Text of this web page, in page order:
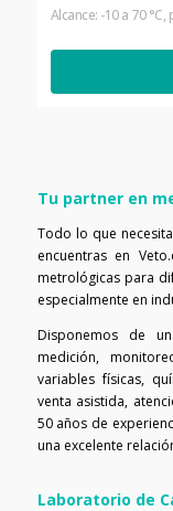
Alcance: -10 a 70
Tu partner en
Todo lo que
encuentras en
metrológicas para
especialmente en
Disponemos de
medición,
variables físicas,
venta asistida,
50 años de
una excelente
Laboratorio de